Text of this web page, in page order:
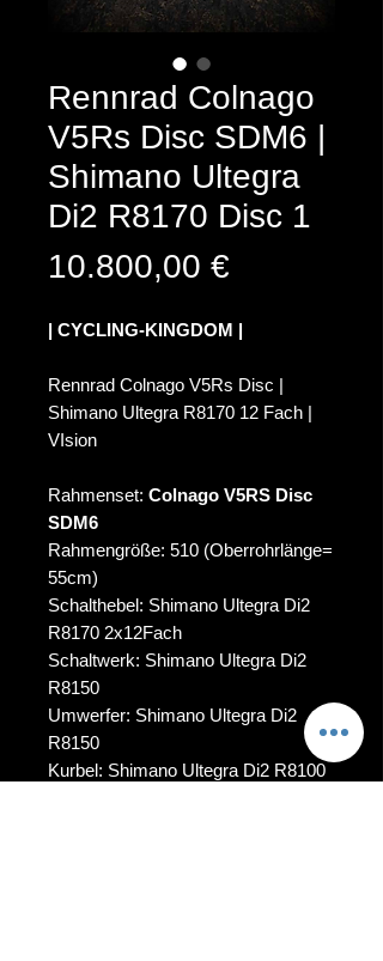
Rennrad Colnago
V5Rs Disc SDM6 |
Shimano Ultegra
Di2 R8170 Disc 1
10.800,00 €
| CYCLING-KINGDOM |
Rennrad Colnago V5Rs Disc |
Shimano Ultegra R8170 12 Fach |
VIsion
Rahmenset: Colnago V5RS Disc
SDM6
Rahmengröße: 510 (Oberrohrlänge=
55cm)
Schalthebel: Shimano Ultegra Di2
R8170 2x12Fach
Schaltwerk: Shimano Ultegra Di2
R8150
Umwerfer: Shimano Ultegra Di2
R8150
Kurbel: Shimano Ultegra Di2 R8100